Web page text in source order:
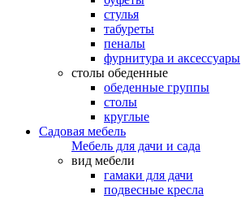
стулья
табуреты
пеналы
фурнитура и аксессуары
столы обеденные
обеденные группы
столы
круглые
Садовая мебель
Мебель для дачи и сада
вид мебели
гамаки для дачи
подвесные кресла